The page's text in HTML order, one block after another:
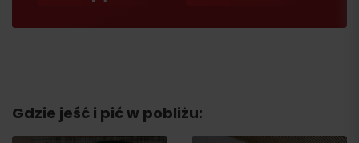
Gdzie jeść i pić w pobliżu: